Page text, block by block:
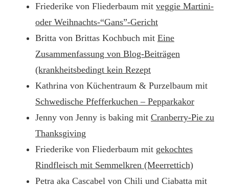
Friederike von Fliederbaum mit veggie Martini-
oder Weihnachts-“Gans”-Gericht
Britta von Brittas Kochbuch mit Eine
Zusammenfassung von Blog-Beiträgen
(krankheitsbedingt kein Rezept
Kathrina von Küchentraum & Purzelbaum mit
Schwedische Pfefferkuchen – Pepparkakor
Jenny von Jenny is baking mit Cranberry-Pie zu
Thanksgiving
Friederike von Fliederbaum mit gekochtes
Rindfleisch mit Semmelkren (Meerrettich)
Petra aka Cascabel von Chili und Ciabatta mit